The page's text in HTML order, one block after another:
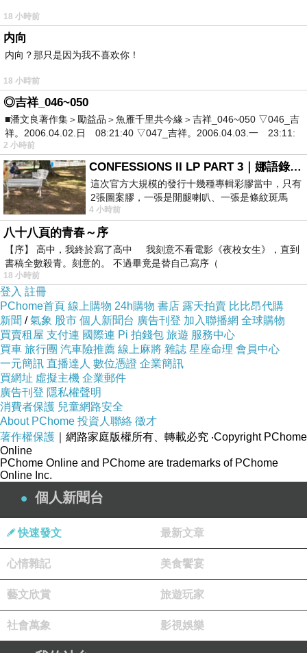
18 小時前
内向
内向？那只是因为我不喜欢你！
18 小時前
◎吉祥_046~050
■潘文良著作集＞勵益品＞魚雁千里共今緣＞吉祥_046~050 ▽046_吉
祥。2006.04.02.日 08:21:40 ▽047_吉祥。2006.04.03.一 23:11:
2 小時前
CONFESSIONS II LP PART 3｜娜語錄II LP PART 3
這次官方大規模的發行十幾種專輯彩膠當中，只有
2張圖案膠，一張是開腿喇叭、一張是條紋斑馬
版；目前官網上只剩澳洲商店AU STORE
4 小時前
八十八頁的青春～序
【序】 高中，我終於寫了高中 我刻意不看電影《夜校女生》，直到
書稿全數殺青。刻意的。 不過畢竟是替自己寫序（
18 小時前
登入 註冊
PChome首頁 線上購物 24h購物 書店 露天拍賣 比比昂代購
新聞 /氣象 股市 個人新聞台 廣告刊登 加入聯播網 全球購物
買賣租屋 支付連 國際連 Pi 拍錢包 旅遊 服務中心
買車 旅行團 汽車險推薦 線上麻將 雜誌 星座命理 會員中心
一元簡訊 直播達人 數位憑證 企業簡訊
買網址 虛擬主機 企業郵件
廣告刊登 隱私權聲明
消費者保護 兒童網路安全
About PChome 投資人聯絡 徵才
著作權保護 ｜網路家庭版權所有、轉載必究 ‧Copyright PChome
Online
PChome Online and PChome are trademarks of PChome
Online Inc.
個人新聞台
快速發文 最新文章
心情雜記 美食饗宴
藝文欣賞 旅遊玩家
社會萬象 影視娛樂